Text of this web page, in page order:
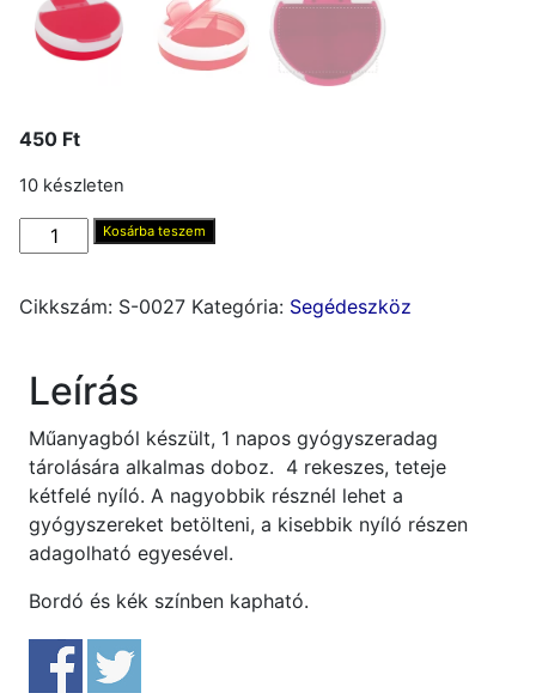
450 Ft
10 készleten
Gyógyszer
adagoló
napra,
Astrid
mennyiség
Kosárba teszem
Cikkszám: S-0027 Kategória: Segédeszköz
Leírás
Műanyagból készült, 1 napos gyógyszeradag
tárolására alkalmas doboz. 4 rekeszes, teteje
kétfelé nyíló. A nagyobbik résznél lehet a
gyógyszereket betölteni, a kisebbik nyíló részen
adagolható egyesével.
Bordó és kék színben kapható.